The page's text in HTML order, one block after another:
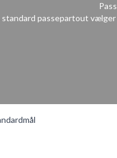
passepartout